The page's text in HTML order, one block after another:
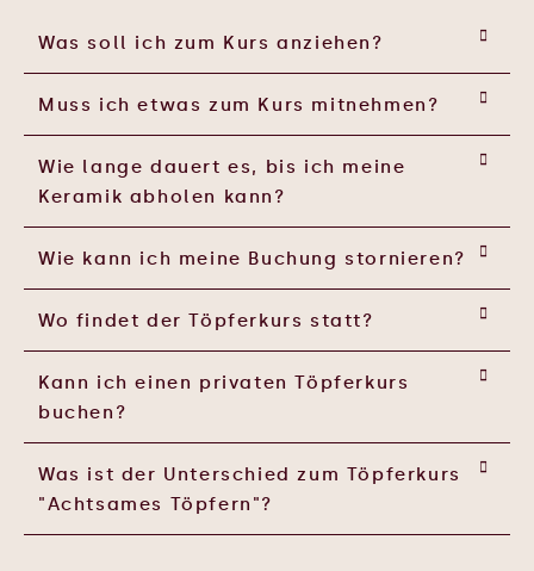
Was soll ich zum Kurs anziehen?
Muss ich etwas zum Kurs mitnehmen?
Wie lange dauert es, bis ich meine
Keramik abholen kann?
Wie kann ich meine Buchung stornieren?
Wo findet der Töpferkurs statt?
Kann ich einen privaten Töpferkurs
buchen?
Was ist der Unterschied zum Töpferkurs
"Achtsames Töpfern"?